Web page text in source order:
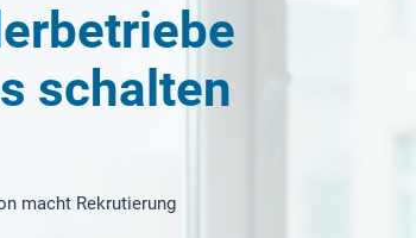
schalten
macht Rekrutierung